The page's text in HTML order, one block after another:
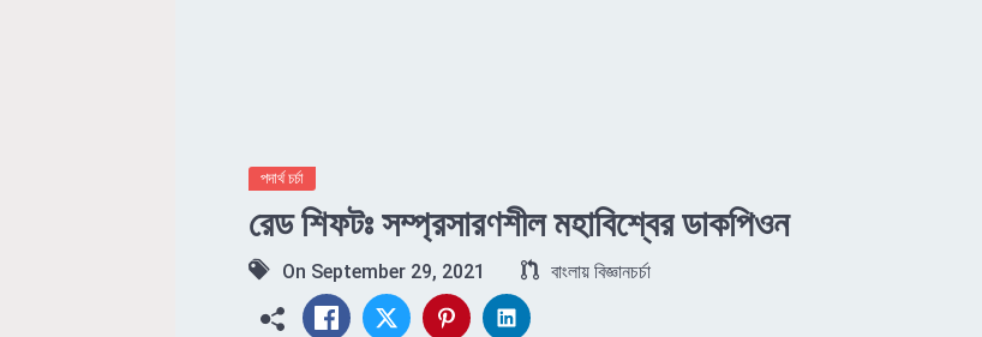
পদার্থ চর্চা
রেড শিফটঃ সম্প্রসারণশীল মহাবিশ্বের ডাকপিওন
On September 29, 2021 বাংলায় বিজ্ঞানচর্চা